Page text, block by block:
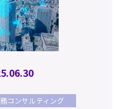
コンサルティング